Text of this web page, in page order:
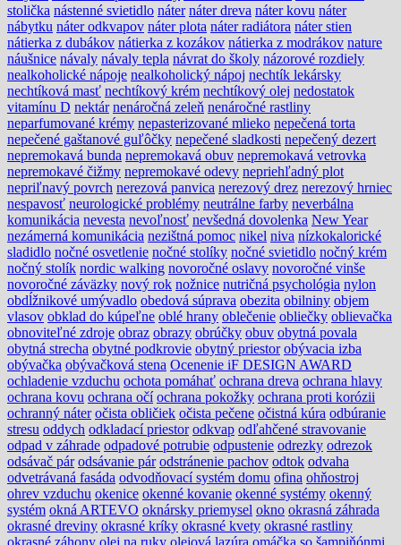
stolička nástenné svietidlo náter náter dreva náter kovu náter
nábytku náter odkvapov náter plota náter radiátora náter stien
nátierka z dubákov nátierka z kozákov nátierka z modrákov nature
náušnice návaly návaly tepla návrat do školy názorové rozdiely
nealkoholické nápoje nealkoholický nápoj nechtík lekársky
nechtíková masť nechtíkový krém nechtíkový olej nedostatok
vitamínu D nektár nenáročná zeleň nenáročné rastliny
neparfumované krémy nepasterizované mlieko nepečená torta
nepečené gaštanové guľôčky nepečené sladkosti nepečený dezert
nepremokavá bunda nepremokavá obuv nepremokavá vetrovka
nepremokavé čižmy nepremokavé odevy nepriehľadný plot
nepriľnavý povrch nerezová panvica nerezový drez nerezový hrniec
nespavosť neurologické problémy neutrálne farby neverbálna
komunikácia nevesta nevoľnosť nevšedná dovolenka New Year
nezámerná komunikácia nezištná pomoc nikel niva nízkokalorické
sladidlo nočné osvetlenie nočné stolíky nočné svietidlo nočný krém
nočný stolík nordic walking novoročné oslavy novoročné vinše
novoročné záväzky nový rok nožnice nutričná psychológia nylon
obdĺžnikové umývadlo obedová súprava obezita obilniny objem
vlasov obklad do kúpeľne oblé hrany oblečenie obliečky oblievačka
obnoviteľné zdroje obraz obrazy obrúčky obuv obytná povala
obytná strecha obytné podkrovie obytný priestor obývacia izba
obývačka obývačková stena Ocenenie iF DESIGN AWARD
ochladenie vzduchu ochota pomáhať ochrana dreva ochrana hlavy
ochrana kovu ochrana očí ochrana pokožky ochrana proti korózii
ochranný náter očista obličiek očista pečene očistná kúra odbúranie
stresu oddych odkladací priestor odkvap odľahčené stravovanie
odpad v záhrade odpadové potrubie odpustenie odrezky odrezok
odsávač pár odsávanie pár odstránenie pachov odtok odvaha
odvetrávaná fasáda odvodňovací systém domu ofina ohňostroj
ohrev vzduchu okenice okenné kovanie okenné systémy okenný
systém okná ARTEVO oknársky priemysel okno okrasná záhrada
okrasné dreviny okrasné kríky okrasné kvety okrasné rastliny
okrasné záhony olej na ruky olejová lazúra omáčka so šampiňónmi